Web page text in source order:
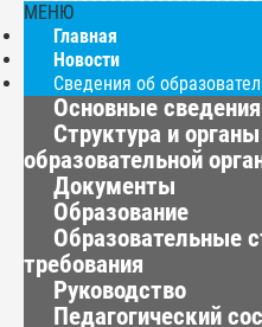
МЕНЮ
Главная
Новости
Сведения об
Основные сведения
Структура и
образовательной
Документы
Образование
Образовательные
требования
Руководство
Педагогический